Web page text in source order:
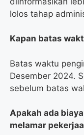
lolos tahap
Kapan batas
Batas waktu
Desember 2024.
sebelum batas
Apakah ada
melamar